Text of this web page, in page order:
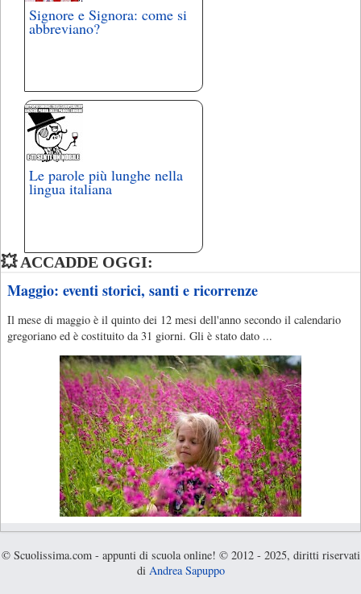
Signore e Signora: come si
abbreviano?
Le parole più lunghe nella
lingua italiana
💥 ACCADDE OGGI:
Maggio: eventi storici, santi e ricorrenze
Il mese di maggio è il quinto dei 12 mesi dell'anno secondo il calendario
gregoriano ed è costituito da 31 giorni. Gli è stato dato ...
© Scuolissima.com - appunti di scuola online! © 2012 - 2025, diritti riservati
di Andrea Sapuppo